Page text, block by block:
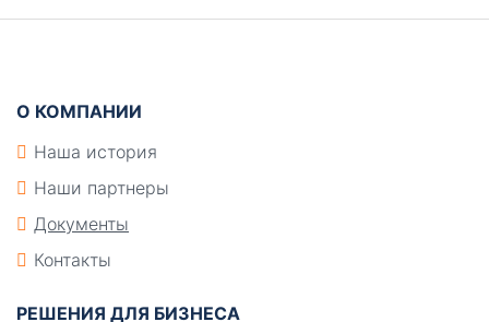
О КОМПАНИИ
Наша история
Наши партнеры
Документы
Контакты
РЕШЕНИЯ ДЛЯ БИЗНЕСА